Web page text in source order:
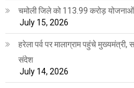
चमोली जिले को 113.99 करोड़ योजनाओं
July 15, 2026
हरेला पर्व पर मालाग्राम पहुंचे मुख्यमंत्री,
संदेश
July 14, 2026